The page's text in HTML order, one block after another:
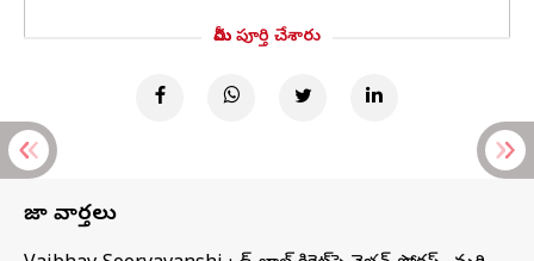
మీరు పూర్తి చేశారు
తాజా వార్తలు